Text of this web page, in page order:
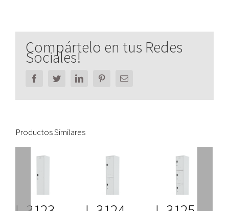
Compártelo en tus Redes
Sociales!
FacebookTwitterLinkedInPinterestEmail
Productos Similares